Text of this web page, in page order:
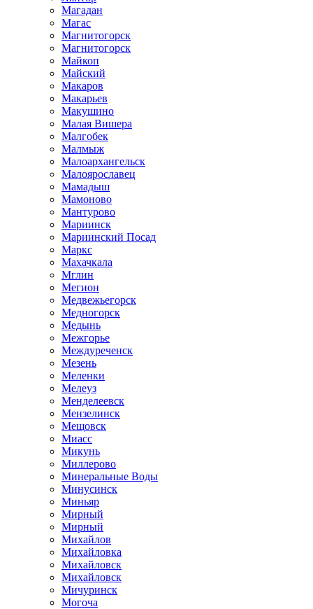
Магадан
Магас
Магнитогорск
Магнитогорск
Майкоп
Майский
Макаров
Макарьев
Макушино
Малая Вишера
Малгобек
Малмыж
Малоархангельск
Малоярославец
Мамадыш
Мамоново
Мантурово
Мариинск
Мариинский Посад
Маркс
Махачкала
Мглин
Мегион
Медвежьегорск
Медногорск
Медынь
Межгорье
Междуреченск
Мезень
Меленки
Мелеуз
Менделеевск
Мензелинск
Мещовск
Миасс
Микунь
Миллерово
Минеральные Воды
Минусинск
Миньяр
Мирный
Мирный
Михайлов
Михайловка
Михайловск
Михайловск
Мичуринск
Могоча